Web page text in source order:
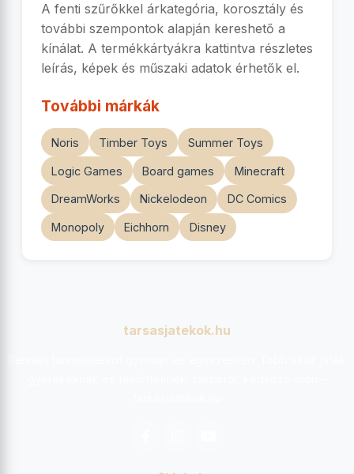
A fenti szűrőkkel árkategória, korosztály és
további szempontok alapján kereshető a
kínálat. A termékkártyákra kattintva részletes
leírás, képek és műszaki adatok érhetők el.
További márkák
Noris Timber Toys Summer Toys
Logic Games Board games Minecraft
DreamWorks Nickelodeon DC Comics
Monopoly Eichhorn Disney
tarsasjatekok.hu